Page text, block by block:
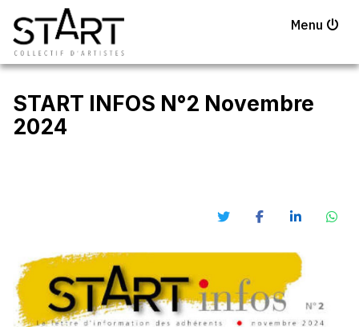
Menu
START INFOS N°2 Novembre
2024